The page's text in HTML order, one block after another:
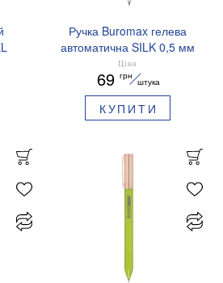
г/
Ручка Buromax гелева
автоматична SILK 0,5 мм
сині чорнила BM.83100
Ціна
69 грн
штука
КУПИТИ